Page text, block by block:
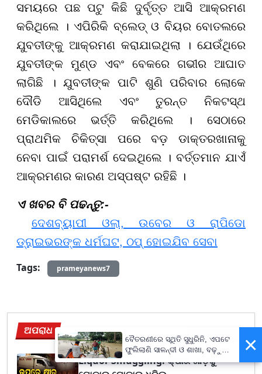
ସମୟରେ ପଛ ପଟୁ କିଛି ଦୁର୍ବୃତ୍ତ ଆସି ଆକ୍ରମଣ
କରିଥିଲେ । ଏପିରିକି ବ୍ଲେଡ୍ ଓ ବିୟର ବୋତଲରେ
ଯୁବତୀଙ୍କୁ ଆକ୍ରମଣ କରାଯାଇଥିଲା । ଯେଉଁଥିରେ
ଯୁବତୀଙ୍କ ମୁଣ୍ଡ ଏବଂ ବେକରେ ଗଭୀର ଆଘାତ
ଲାଗିଛି । ଯୁବତୀଙ୍କ ପାଟି ଶୁଣି ପରିବାର ଲୋକେ
ଦୌଡି ଆସିଥିଲେ ଏବଂ ତୁରନ୍ତ ନିକଟସ୍ଥ
ମେଡିକାଲରେ ଭର୍ତ୍ତି କରିଥିଲେ । ସେଠାରେ
ପ୍ରାଥମିକ ଚିକିତ୍ସା ପରେ ବଡ଼ ଡାକ୍ତରଖାନାକୁ
ନେବା ପାଇଁ ପରାମର୍ଶ ଦେଇଥିଲେ । ବର୍ତ୍ତମାନ ଯାଏଁ
ଆକ୍ରମଣର କାରଣ ଅସ୍ପଷ୍ଟ ରହିଛି ।
ଏ ଖବର ବି ପଢନ୍ତୁ:-
ଦେଶବ୍ୟାପୀ ଓଲା, ଉବେର ଓ ରାପିଡୋ
ଡ୍ରାଇଭରଙ୍କ ଧର୍ମଘଟ, ଠପ୍ ହୋଇଯିବ ସେବା
Tags:
prameyanews7
ଅପରାଧ View More
Liquor Smuggling: କ୍ଷୀର ଗାଡ଼ିକୁ
×
ବୈତରଣୀରେ ସ୍ଥିତି ସୁଧୁରିନି, ଏପଟେ
ଫୁଲିଲାଣି ସାଳନ୍ଦୀ ଓ ଶାଖା, ବଢ଼ୁଛି
ବନ୍ୟା ଭୟ